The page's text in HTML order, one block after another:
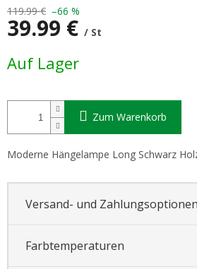
119.99 € –66 %
39.99 € / St
Auf Lager
Zum Warenkorb
Moderne Hängelampe Long Schwarz
Versand- und Zahlungsoptionen
Farbtemperaturen